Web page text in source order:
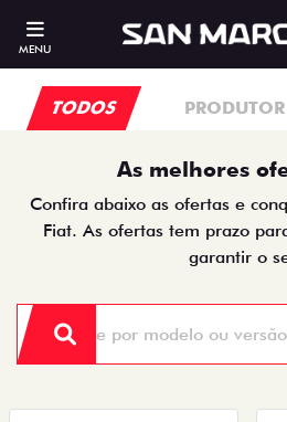
MENU
TODOS
As melhores
Confira abaixo as ofertas e
Fiat. As ofertas tem prazo
garantir o